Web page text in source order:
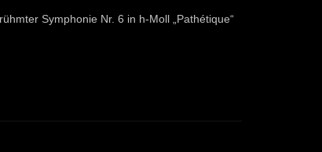
Symphonie Nr. 6 in h-Moll „Pathétique“